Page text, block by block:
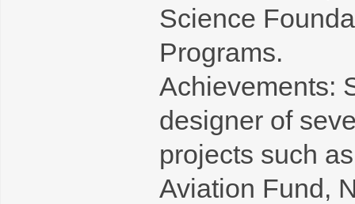
Science
Programs.
Achievements:
designer of
projects such
Aviation Fund,